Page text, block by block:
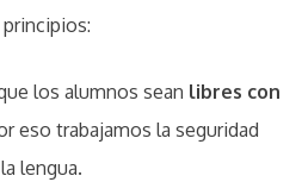
los alumnos sean libres con
eso trabajamos la seguridad
lengua.